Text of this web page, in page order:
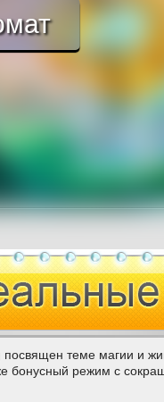
теме магии и
бонусный режим с